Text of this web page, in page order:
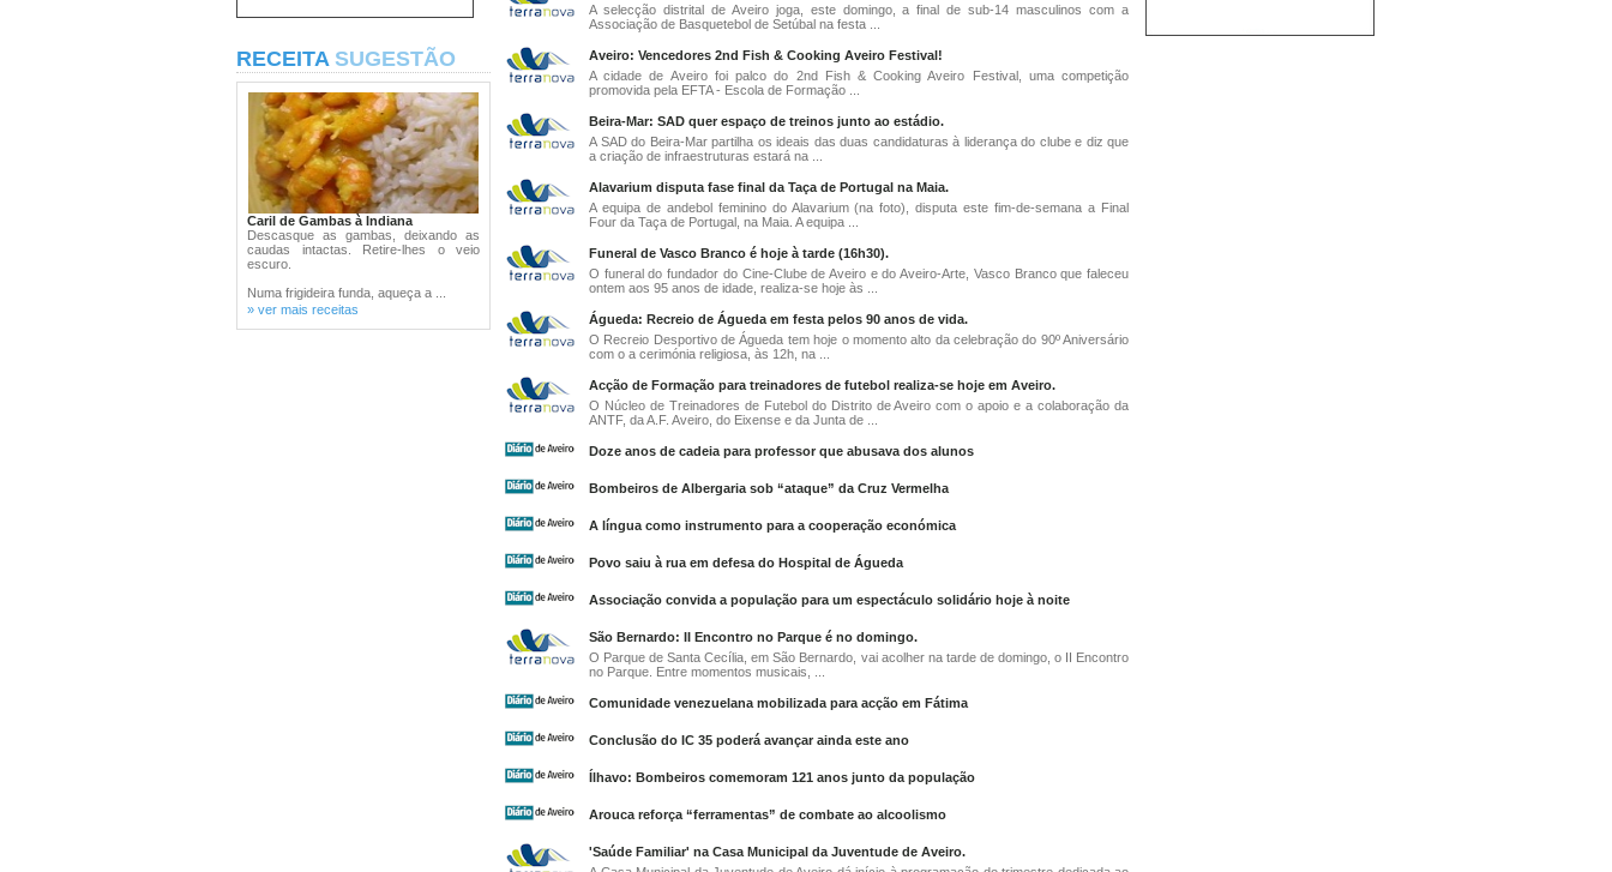
RECEITA SUGESTÃO
Caril de Gambas à Indiana
Descasque as gambas, deixando as
caudas intactas. Retire-lhes o veio
escuro.
Numa frigideira funda, aqueça a ...
» ver mais receitas
A selecção distrital de Aveiro joga, este domingo, a final de sub-14 masculinos com a
Associação de Basquetebol de Setúbal na festa ...
Aveiro: Vencedores 2nd Fish & Cooking Aveiro Festival!
A cidade de Aveiro foi palco do 2nd Fish & Cooking Aveiro Festival, uma competição
promovida pela EFTA - Escola de Formação ...
Beira-Mar: SAD quer espaço de treinos junto ao estádio.
A SAD do Beira-Mar partilha os ideais das duas candidaturas à liderança do clube e diz que
a criação de infraestruturas estará na ...
Alavarium disputa fase final da Taça de Portugal na Maia.
A equipa de andebol feminino do Alavarium (na foto), disputa este fim-de-semana a Final
Four da Taça de Portugal, na Maia. A equipa ...
Funeral de Vasco Branco é hoje à tarde (16h30).
O funeral do fundador do Cine-Clube de Aveiro e do Aveiro-Arte, Vasco Branco que faleceu
ontem aos 95 anos de idade, realiza-se hoje às ...
Águeda: Recreio de Águeda em festa pelos 90 anos de vida.
O Recreio Desportivo de Águeda tem hoje o momento alto da celebração do 90º Aniversário
com o a cerimónia religiosa, às 12h, na ...
Acção de Formação para treinadores de futebol realiza-se hoje em Aveiro.
O Núcleo de Treinadores de Futebol do Distrito de Aveiro com o apoio e a colaboração da
ANTF, da A.F. Aveiro, do Eixense e da Junta de ...
Doze anos de cadeia para professor que abusava dos alunos
Bombeiros de Albergaria sob “ataque” da Cruz Vermelha
A língua como instrumento para a cooperação económica
Povo saiu à rua em defesa do Hospital de Águeda
Associação convida a população para um espectáculo solidário hoje à noite
São Bernardo: II Encontro no Parque é no domingo.
O Parque de Santa Cecília, em São Bernardo, vai acolher na tarde de domingo, o II Encontro
no Parque. Entre momentos musicais, ...
Comunidade venezuelana mobilizada para acção em Fátima
Conclusão do IC 35 poderá avançar ainda este ano
Ílhavo: Bombeiros comemoram 121 anos junto da população
Arouca reforça “ferramentas” de combate ao alcoolismo
'Saúde Familiar' na Casa Municipal da Juventude de Aveiro.